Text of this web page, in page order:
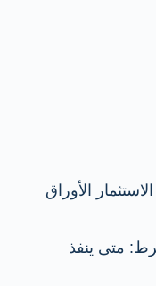
الأوراق
متى ينفذ